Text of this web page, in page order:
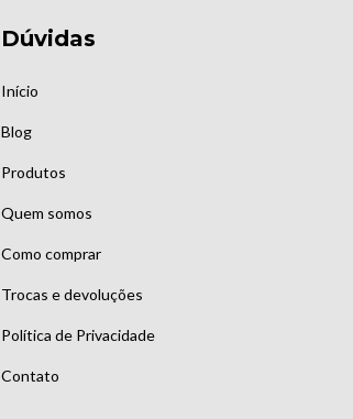
Dúvidas
Início
Blog
Produtos
Quem somos
Como comprar
Trocas e devoluções
Política de Privacidade
Contato